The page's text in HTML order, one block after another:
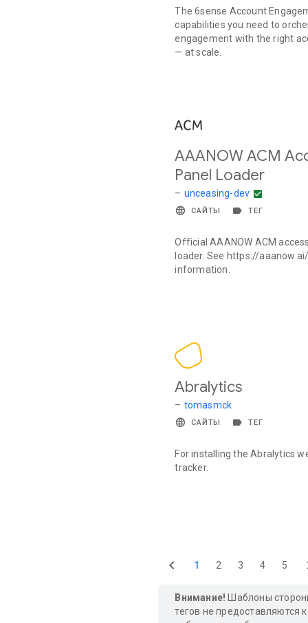
The 6sense Account
capabilities you need to
engagement with the right
— at scale.
AAANOW ACM
Panel Loader
– unceasing-dev
САЙТЫ ТЕГ
Official AAANOW ACM
loader. See https://
information.
Abralytics
– tomasmck
САЙТЫ ТЕГ
For installing the Abralytics
tracker.
1 2 3 4 5
Внимание! Шаблоны
тегов не предоставляются